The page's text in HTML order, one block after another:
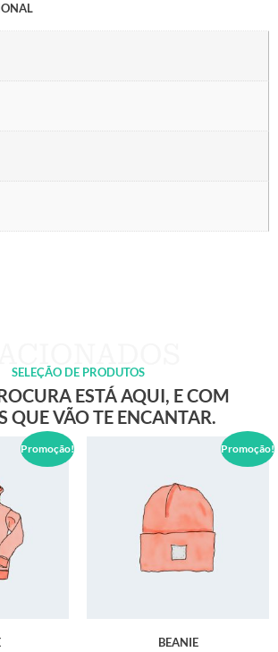
SELEÇÃO DE PRODUTOS
ESTÁ AQUI, E COM
QUE VÃO TE ENCANTAR.
Promoção! Promoção!
BEANIE